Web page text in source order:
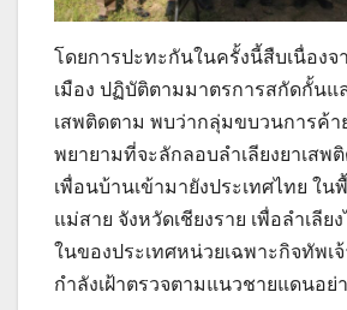
โดยการปะทะกันในครั้งนี้สืบเนื่องจ
เมือง ปฏิบัติตามมาตรการสกัดกั้นแ
เสพติดตาม พบว่ากลุ่มขบวนการค้า
พยายามที่จะลักลอบลำเลียงยาเสพ
เพื่อนบ้านเข้ามายังประเทศไทย ใน
แม่สาย จังหวัดเชียงราย เพื่อลำเลี
ในของประเทศหน่วยเฉพาะกิจทัพเ
กำลังเฝ้าตรวจตามแนวชายแดนอย่